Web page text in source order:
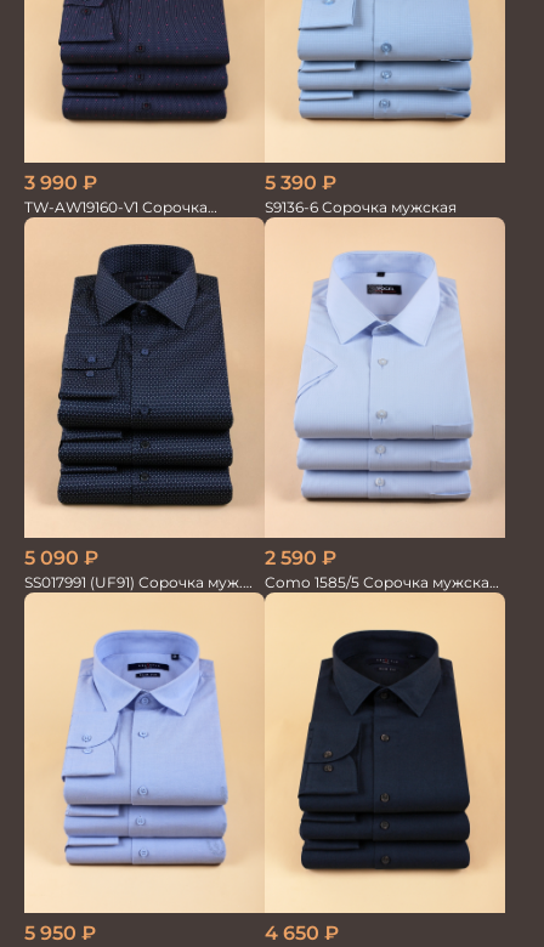
3 990 ₽
TW-AW19160-V1 Сорочка
мужская
5 390 ₽
S9136-6 Сорочка мужская
5 090 ₽
SS017991 (UF91) Сорочка муж.
GROSTYLE
2 590 ₽
Como 1585/5 Сорочка мужская
кор.рукав
5 950 ₽ 4 650 ₽